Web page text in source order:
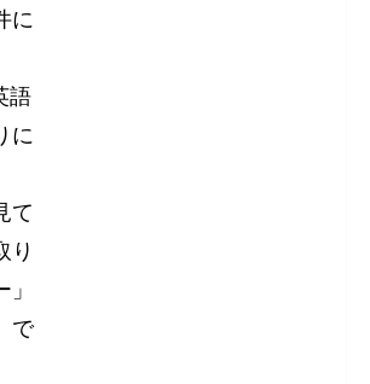
に
語
に
て
り
で